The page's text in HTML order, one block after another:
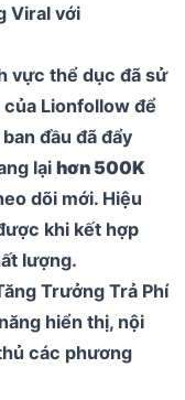
Viral với
vực thể dục đã sử
của Lionfollow để
đầu đã đẩy
lạihơn 500K
dõi mới. Hiệu
khi kết hợp
lượng.
Trưởng Trả Phí
hiển thị, nội
các phương